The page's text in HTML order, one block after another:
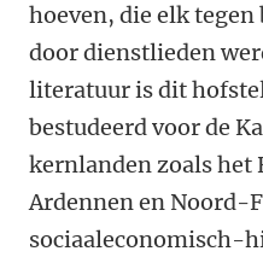
hoeven, die elk
door dienstlieden
literatuur is dit
bestudeerd voor de
kernlanden zoals het
Ardennen en Noord-
sociaaleconomisch-